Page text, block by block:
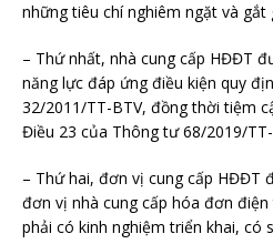
những tiêu chí nghiêm ngặt và gắt
– Thứ nhất, nhà cung cấp HĐĐT
năng lực đáp ứng điều kiện quy
32/2011/TT-BTV, đồng thời tiệm
Điều 23 của Thông tư 68/2019/
– Thứ hai, đơn vị cung cấp HĐĐT
đơn vị nhà cung cấp hóa đơn
phải có kinh nghiệm triển khai, có